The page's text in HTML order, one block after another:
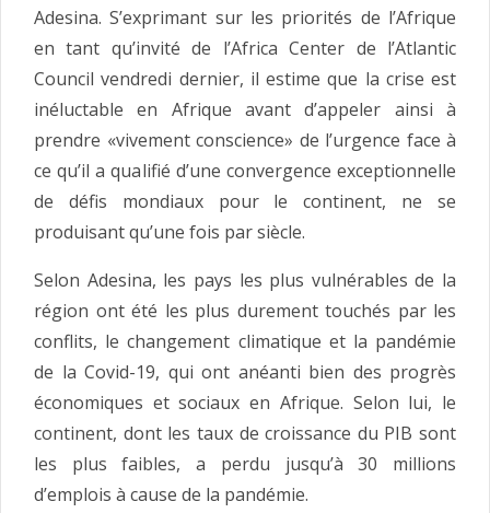
Adesina. S’exprimant sur les priorités de l’Afrique
en tant qu’invité de l’Africa Center de l’Atlantic
Council vendredi dernier, il estime que la crise est
inéluctable en Afrique avant d’appeler ainsi à
prendre «vivement conscience» de l’urgence face à
ce qu’il a qualifié d’une convergence exceptionnelle
de défis mondiaux pour le continent, ne se
produisant qu’une fois par siècle.
Selon Adesina, les pays les plus vulnérables de la
région ont été les plus durement touchés par les
conflits, le changement climatique et la pandémie
de la Covid-19, qui ont anéanti bien des progrès
économiques et sociaux en Afrique. Selon lui, le
continent, dont les taux de croissance du PIB sont
les plus faibles, a perdu jusqu’à 30 millions
d’emplois à cause de la pandémie.